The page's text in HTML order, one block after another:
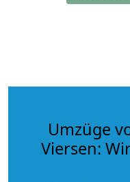
Umzüge
Viersen: